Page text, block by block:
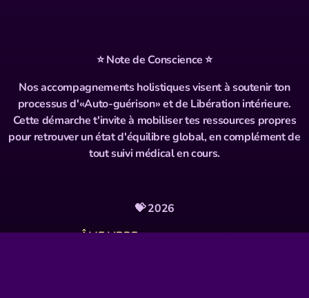
⭐️ Note de Conscience ⭐️
Nos accompagnements holistiques visent à soutenir ton
processus d'«Auto-guérison» et de Libération intérieure.
Cette démarche t'invite à mobiliser tes ressources propres
pour retrouver un état d'équilibre global, en complément de
tout suivi médical en cours.
💝2026
ÂME LIBRE accompagnement